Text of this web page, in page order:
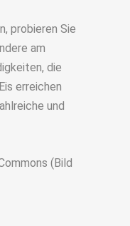
probieren Sie
am
die
erreichen
und
(Bild